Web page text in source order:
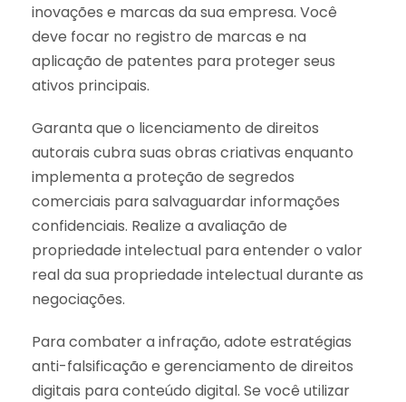
inovações e marcas da sua empresa. Você
deve focar no registro de marcas e na
aplicação de patentes para proteger seus
ativos principais.
Garanta que o licenciamento de direitos
autorais cubra suas obras criativas enquanto
implementa a proteção de segredos
comerciais para salvaguardar informações
confidenciais. Realize a avaliação de
propriedade intelectual para entender o valor
real da sua propriedade intelectual durante as
negociações.
Para combater a infração, adote estratégias
anti-falsificação e gerenciamento de direitos
digitais para conteúdo digital. Se você utilizar